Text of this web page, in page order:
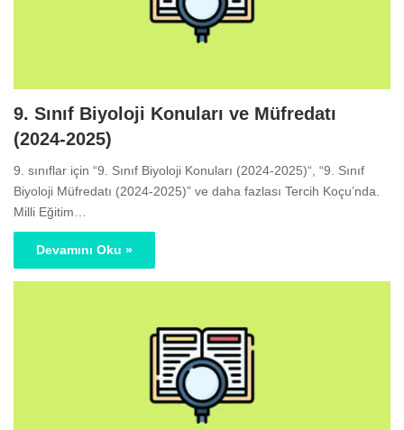
9. Sınıf Biyoloji Konuları ve Müfredatı
(2024-2025)
9. sınıflar için “9. Sınıf Biyoloji Konuları (2024-2025)“, “9. Sınıf
Biyoloji Müfredatı (2024-2025)” ve daha fazlası Tercih Koçu’nda.
Milli Eğitim…
Devamını Oku »